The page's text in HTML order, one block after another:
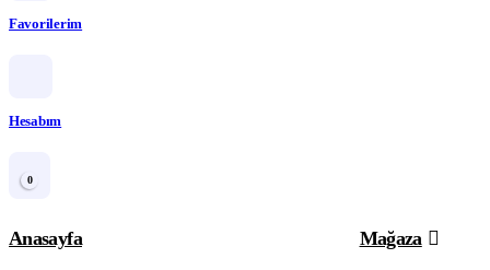
Favorilerim
Hesabım
0
Anasayfa Mağaza